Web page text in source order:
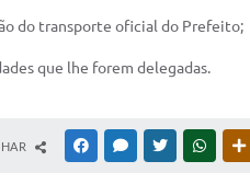
do transporte oficial do Prefeito;
que lhe forem delegadas.
FACEBOOKMESSENGER
TWITTER